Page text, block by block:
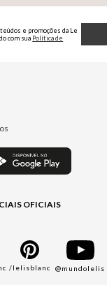
e promoções da Le
com sua Política de
OFICIAIS
/lelisblanc @mundolelis